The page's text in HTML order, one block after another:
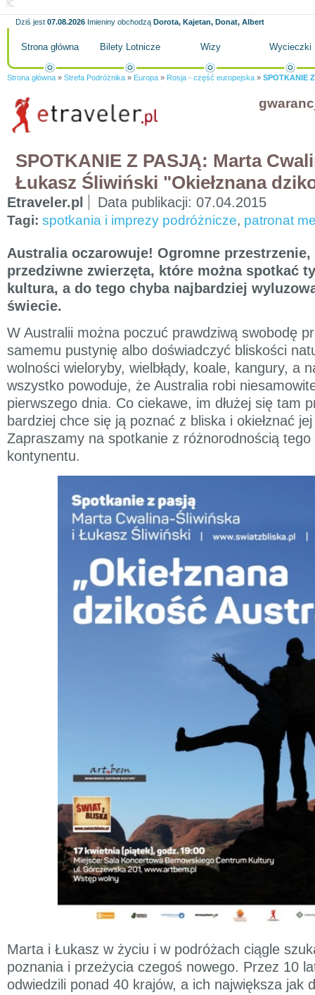
Dziś jest 07.08.2026 Imieniny obchodzą Dorota, Kajetan, Donat, Albert
Strona główna Bilety Lotnicze Wizy Wycieczki
Strona główna » Strefa Podróżnika » Europa » Rosja - część europejska » SPOTKANIE
SPOTKANIE Z PASJĄ: Marta
Łukasz Śliwiński "Okiełznana
Etraveler.pl Data publikacji: 07.04.2015
Tagi: spotkania i imprezy podróżnicze, patronat
Australia oczarowuje! Ogromne
przedziwne zwierzęta, które można spotkać
kultura, a do tego chyba najbardziej
świecie.
W Australii można poczuć prawdziwą swobodę
samemu pustynię albo doświadczyć bliskości
wolności wieloryby, wielbłądy, koale, kangury, a
wszystko powoduje, że Australia robi
pierwszego dnia. Co ciekawe, im dłużej się tam
bardziej chce się ją poznać z bliska i okiełznać
Zapraszamy na spotkanie z różnorodnością tego
kontynentu.
Marta i Łukasz w życiu i w podróżach ciągle
poznania i przeżycia czegoś nowego. Przez 10
odwiedzili ponad 40 krajów, a ich największa jak